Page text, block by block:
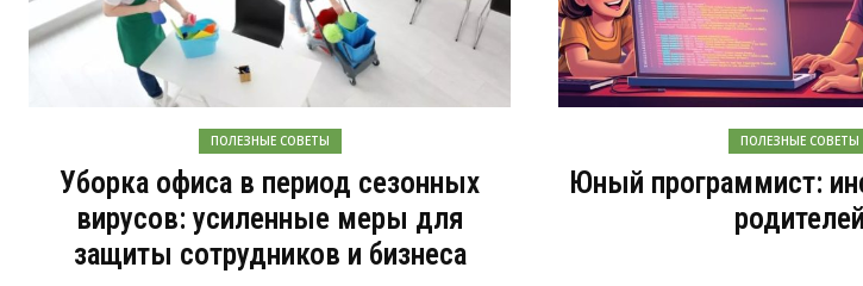
ПОЛЕЗНЫЕ СОВЕТЫ
Уборка офиса в период сезонных
вирусов: усиленные меры для
защиты сотрудников и бизнеса
ПОЛЕЗНЫЕ СОВЕТЫ
Юный программист:
родителей